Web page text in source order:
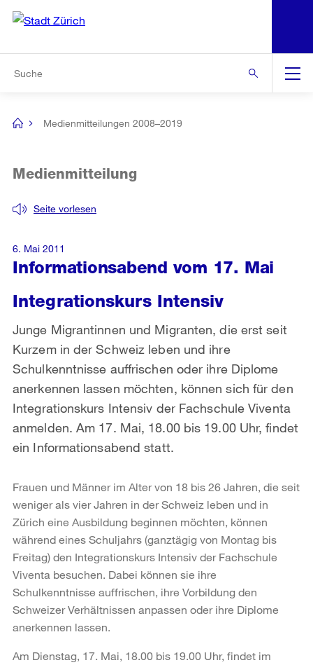
Navigation
[no
Medienmitteilungen 2008–2019
Informationsabend vom 17. Mai
Seite vorlesen
Medienmitteilung
Integrationskurs Intensiv
Junge Migrantinnen und Migranten, die erst seit
Kurzem in der Schweiz leben und ihre
Schulkenntnisse auffrischen oder ihre Diplome
anerkennen lassen möchten, können sich für den
Integrationskurs Intensiv der Fachschule Viventa
anmelden. Am 17. Mai, 18.00 bis 19.00 Uhr, findet
ein Informationsabend statt.
6. Mai 2011
Frauen und Männer im Alter von 18 bis 26 Jahren, die seit
weniger als vier Jahren in der Schweiz leben und in
Zürich eine Ausbildung beginnen möchten, können
während eines Schuljahrs (ganztägig von Montag bis
Freitag) den Integrationskurs Intensiv der Fachschule
Viventa besuchen. Dabei können sie ihre
Schulkenntnisse auffrischen, ihre Vorbildung den
Schweizer Verhältnissen anpassen oder ihre Diplome
anerkennen lassen.
Am Dienstag, 17. Mai, 18.00 bis 19.00 Uhr, findet im